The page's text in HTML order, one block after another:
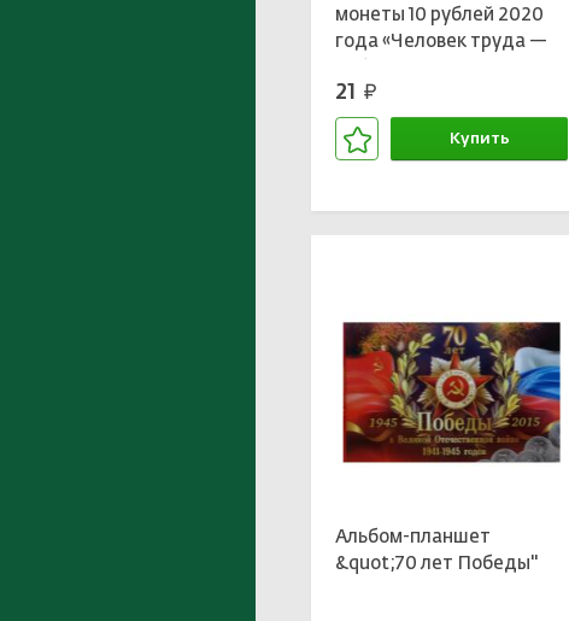
монеты 10 рублей 2020
года «Человек труда —
сферы»
21 руб.
Купить
Альбом-планшет
&quot;70 лет Победы''